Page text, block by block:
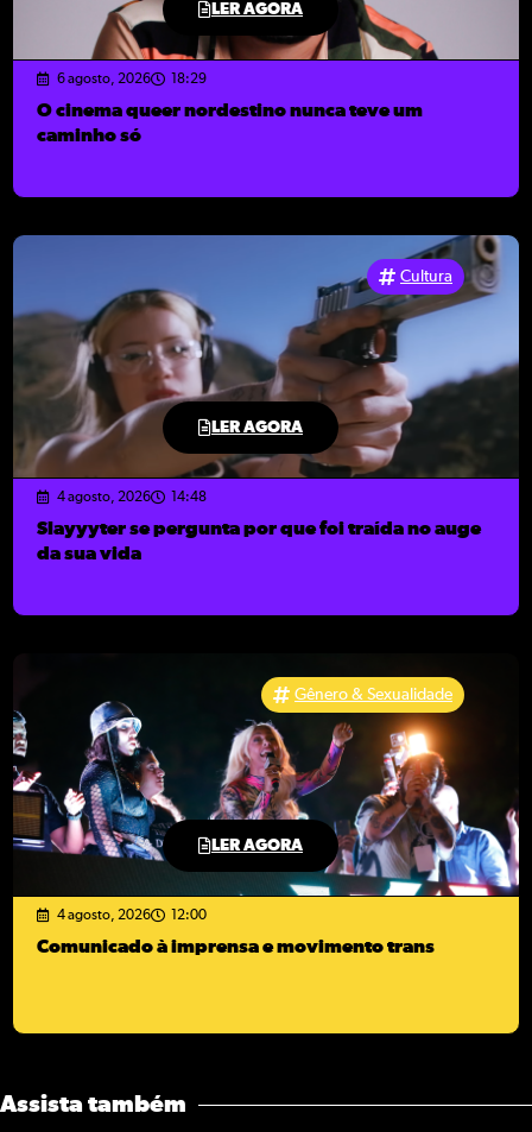
LER AGORA
6 agosto, 2026 18:29
O cinema queer nordestino nunca teve um
caminho só
LER AGORA
Cultura
4 agosto, 2026 14:48
Slayyyter se pergunta por que foi traída no auge
da sua vida
LER AGORA
Gênero & Sexualidade
4 agosto, 2026 12:00
Comunicado à imprensa e movimento trans
Assista também